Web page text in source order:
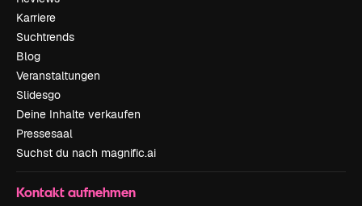
Karriere
Suchtrends
Blog
Veranstaltungen
Slidesgo
Deine Inhalte verkaufen
Pressesaal
Suchst du nach magnific.ai
Kontakt aufnehmen